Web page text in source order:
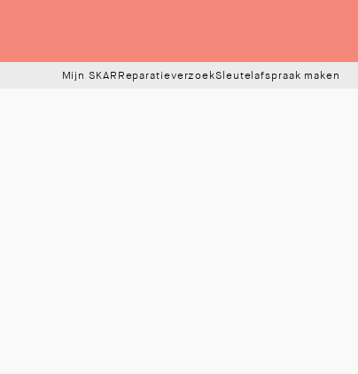
Mijn SKAR ReparatieverzoekSleutelafspraak maken